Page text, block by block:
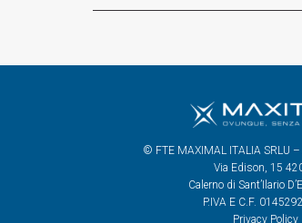
© FTE MAXIMAL ITALIA SRLU
Via Edison, 15
Calerno di Sant’Ilario
P.IVA E C.F.
Privacy Policy